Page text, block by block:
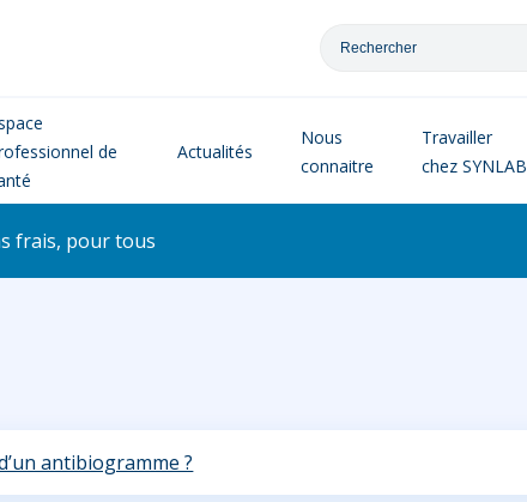
de
Actualités
Nous
connaitre
Travailler
chez SYNLAB
frais, pour tous
antibiogramme ?